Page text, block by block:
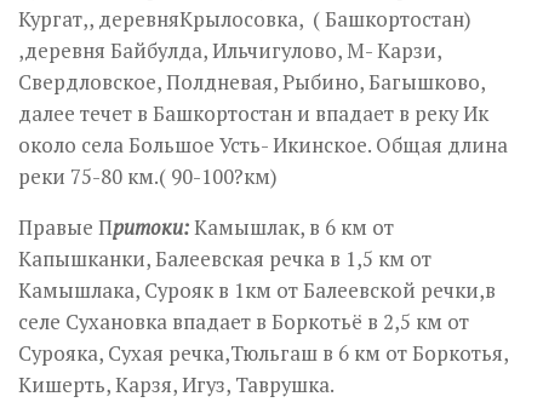
Кургат,, деревняКрылосовка, ( Башкортостан)
,деревня Байбулда, Ильчигулово, М- Карзи,
Свердловское, Полдневая, Рыбино, Багышково,
далее течет в Башкортостан и впадает в реку Ик
около села Большое Усть- Икинское. Общая длина
реки 75-80 км.( 90-100?км)
Правые Притоки:Камышлак, в 6 км от
Капышканки, Балеевская речка в 1,5 км от
Камышлака, Сурояк в 1км от Балеевской речки,в
селе Сухановка впадает в Боркотьё в 2,5 км от
Сурояка, Сухая речка,Тюльгаш в 6 км от Боркотья,
Кишерть, Карзя, Игуз, Таврушка.